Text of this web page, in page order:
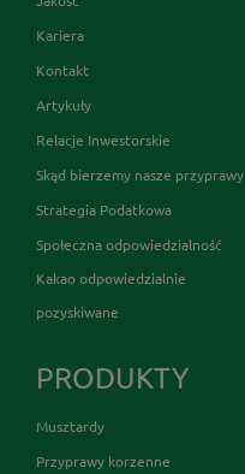
Kariera
Kontakt
Artykuły
Relacje Inwestorskie
Skąd bierzemy nasze przyprawy
Strategia Podatkowa
Społeczna odpowiedzialność
Kakao odpowiedzialnie
pozyskiwane
PRODUKTY
Musztardy
Przyprawy korzenne